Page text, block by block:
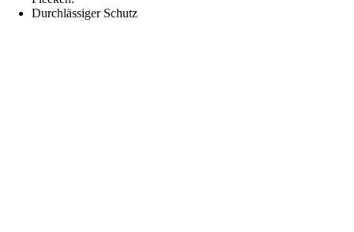
Durchlässiger Schutz